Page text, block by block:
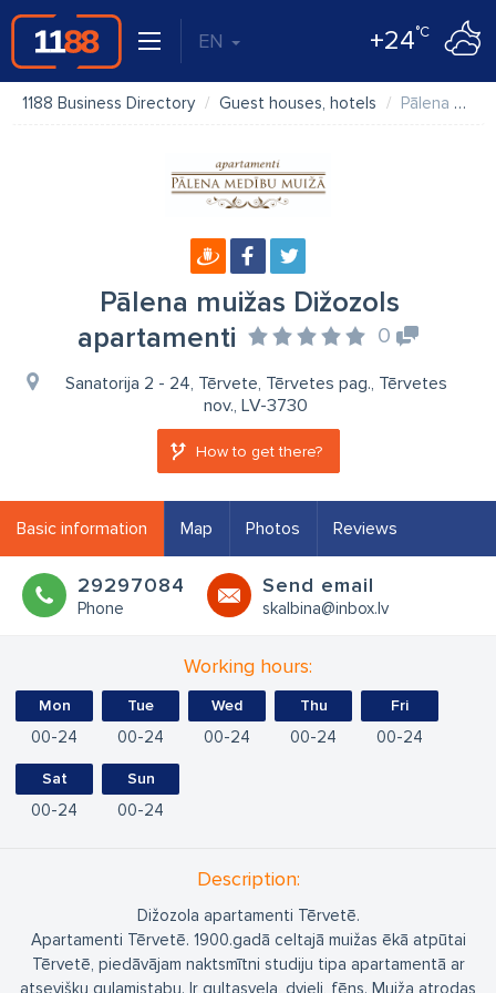
EN +24°C
1188 Business Directory Guest houses, hotels Pālena muižas Dižozols apartamenti
Pālena muižas Dižozols
apartamenti
0
Sanatorija 2 - 24, Tērvete, Tērvetes pag., Tērvetes
nov., LV-3730
How to get there?
Basic information Map Photos Reviews
29297084
Phone
Send email
skalbina@inbox.lv
Working hours:
Mon
00 24
Tue
00 24
Wed
00 24
Thu
00 24
Fri
00 24
Sat
00 24
Sun
00 24
Description:
Dižozola apartamenti Tērvetē.
Apartamenti Tērvetē. 1900.gadā celtajā muižas ēkā atpūtai
Tērvetē, piedāvājam naktsmītni studiju tipa apartamentā ar
atsevišķu guļamistabu. Ir gultasveļa, dvieļi, fēns. Muiža atrodas